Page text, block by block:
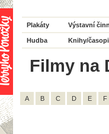
Plakáty Výstavní
Hudba Knihy/
Filmy na
A B C D E F